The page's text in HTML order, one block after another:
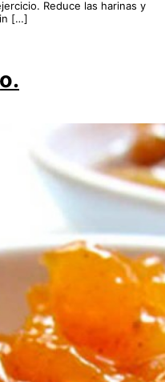
Reduce las harinas y
[…]